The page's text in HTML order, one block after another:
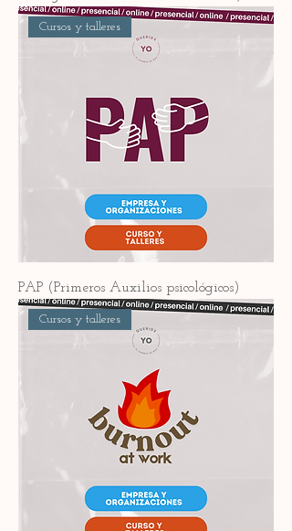
Cursos y talleres
PAP (Primeros Auxilios psicológicos)
Cursos y talleres